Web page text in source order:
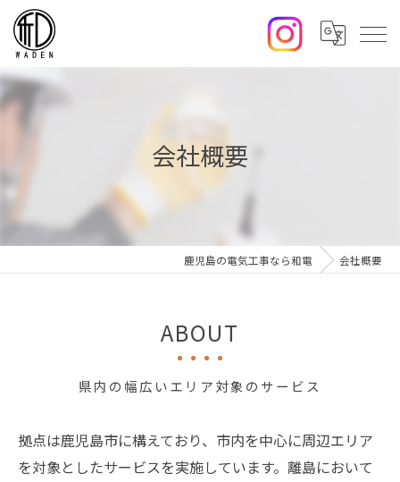
会社概要
鹿児島の電気工事なら和電 会社概要
県内の幅広いエリア対象のサービス
ABOUT
拠点は鹿児島市に構えており、市内を中心に周辺エリア
を対象としたサービスを実施しています。離島において